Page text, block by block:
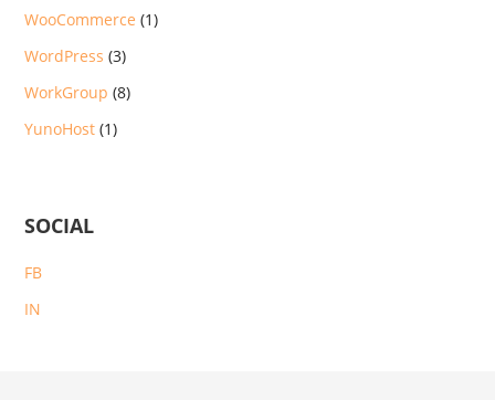
WooCommerce (1)
WordPress (3)
WorkGroup (8)
YunoHost (1)
SOCIAL
FB
IN